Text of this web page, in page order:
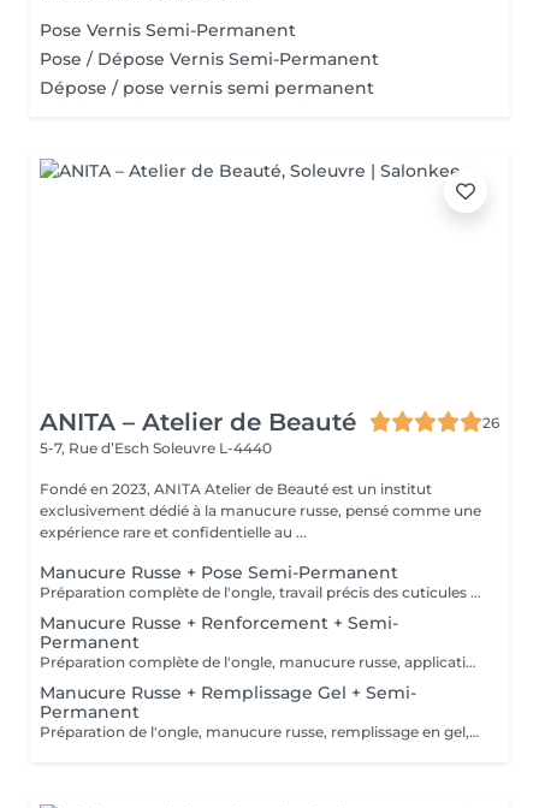
Pose Vernis Semi-Permanent
Pose / Dépose Vernis Semi-Permanent
Dépose / pose vernis semi permanent
ANITA – Atelier de Beauté
26
5-7, Rue d’Esch Soleuvre L-4440
Fondé en 2023, ANITA Atelier de Beauté est un institut
exclusivement dédié à la manucure russe, pensé comme une
expérience rare et confidentielle au ...
Manucure Russe + Pose Semi-Permanent
Préparation complète de l'ongle, travail précis des cuticules en manucure russe, puis pose d'une base, du vernis semi-permanent et d'un top coat pour un résultat net, brillant et longue tenue.
Manucure Russe + Renforcement + Semi-
Permanent
Préparation complète de l'ongle, manucure russe, application d'un renfort avec base teintée naturelle, puis pose du vernis semi-permanent et du top coat pour une finition nette et durable.
Manucure Russe + Remplissage Gel + Semi-
Permanent
Préparation de l'ongle, manucure russe, remplissage en gel, puis pose du semi-permanent et du top coat pour un rendu net et durable.